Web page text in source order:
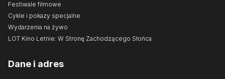
Festiwale filmowe
Cykle i pokazy specjalne
Wydarzenia na żywo
LOT Kino Letnie: W Stronę Zachodzącego Słońca
Dane i adres